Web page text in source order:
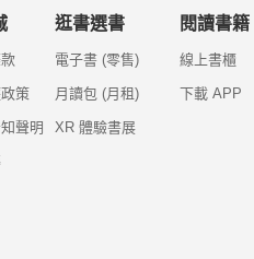
策
聲明
逛書選書
電子書 (零售)
月讀包 (月租)
XR 體驗書展
閱讀書籍
線上書櫃
下載 APP